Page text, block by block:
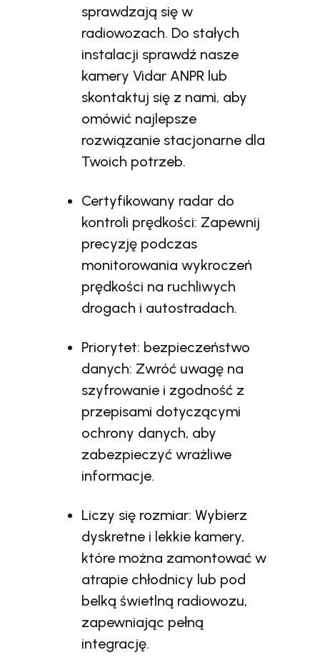
sprawdzają się w
radiowozach. Do stałych
instalacji sprawdź nasze
kamery Vidar ANPR lub
skontaktuj się z nami, aby
omówić najlepsze
rozwiązanie stacjonarne dla
Twoich potrzeb.
Certyfikowany radar do
kontroli prędkości: Zapewnij
precyzję podczas
monitorowania wykroczeń
prędkości na ruchliwych
drogach i autostradach.
Priorytet: bezpieczeństwo
danych: Zwróć uwagę na
szyfrowanie i zgodność z
przepisami dotyczącymi
ochrony danych, aby
zabezpieczyć wrażliwe
informacje.
Liczy się rozmiar: Wybierz
dyskretne i lekkie kamery,
które można zamontować w
atrapie chłodnicy lub pod
belką świetlną radiowozu,
zapewniając pełną
integrację.